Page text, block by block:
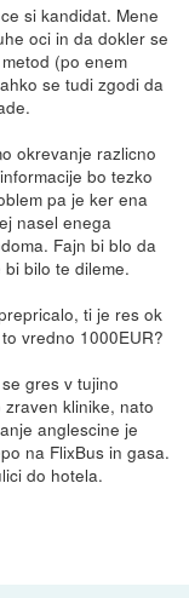
si kandidat. Mene
oci in da dokler se
(po enem
se tudi zgodi da
okrevanje razlicno
bo tezko
pa je ker ena
nasel enega
Fajn bi blo da
bilo te dileme.
ti je res ok
vredno 1000EUR?
gres v tujino
klinike, nato
anglescine je
na FlixBus in gasa.
do hotela.